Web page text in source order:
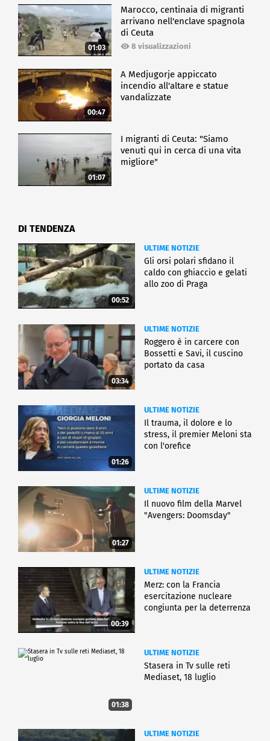
01:03
Marocco, centinaia di migranti
arrivano nell'enclave spagnola
di Ceuta
8 visualizzazioni
00:47
A Medjugorje appiccato
incendio all'altare e statue
vandalizzate
01:07
I migranti di Ceuta: "Siamo
venuti qui in cerca di una vita
migliore"
DI TENDENZA
00:52
ULTIME NOTIZIE
Gli orsi polari sfidano il
caldo con ghiaccio e gelati
allo zoo di Praga
03:34
ULTIME NOTIZIE
Roggero è in carcere con
Bossetti e Savi, il cuscino
portato da casa
01:26
ULTIME NOTIZIE
Il trauma, il dolore e lo
stress, il premier Meloni sta
con l'orefice
01:27
ULTIME NOTIZIE
Il nuovo film della Marvel
"Avengers: Doomsday"
00:39
ULTIME NOTIZIE
Merz: con la Francia
esercitazione nucleare
congiunta per la deterrenza
01:38
ULTIME NOTIZIE
Stasera in Tv sulle reti
Mediaset, 18 luglio
ULTIME NOTIZIE